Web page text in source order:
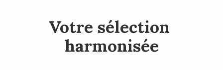
Votre sélection
harmonisée